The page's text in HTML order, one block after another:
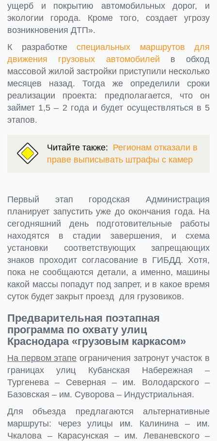
ущерб и покрытию автомобильных дорог, и
экологии города. Кроме того, создает угрозу
возникновения ДТП».
К разработке специальных маршрутов для
движения грузовых автомобилей в обход
массовой жилой застройки приступили несколько
месяцев назад. Тогда же определили сроки
реализации проекта: предполагается, что он
займет 1,5 – 2 года и будет осуществляться в 5
этапов.
Читайте также: Регионам отказали в
праве выписывать штрафы с камер
Первый этап городская Администрация
планирует запустить уже до окончания года. На
сегодняшний день подготовительные работы
находятся в стадии завершения, и схема
установки соответствующих запрещающих
знаков проходит согласование в ГИБДД. Хотя,
пока не сообщаются детали, а именно, машины
какой массы попадут под запрет, и в какое время
суток будет закрыт проезд для грузовиков.
Предварительная поэтапная
программа по охвату улиц
Краснодара «грузовым каркасом»
На первом этапе ограничения затронут участок в
границах улиц Кубанская Набережная –
Тургенева – Северная – им. Володарского –
Базовская – им. Суворова – Индустриальная.
Для объезда предлагаются альтернативные
маршруты: через улицы им. Калинина – им.
Чкалова – Карасунская – им. Леваневского –